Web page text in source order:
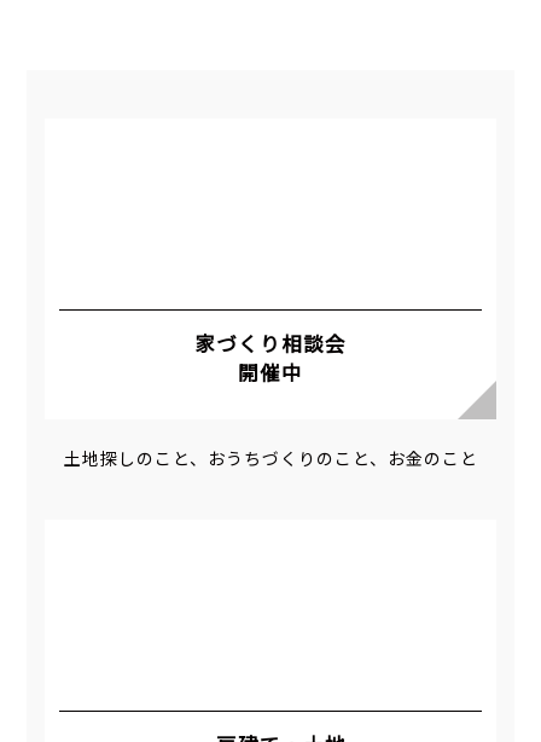
家づくり相談会
開催中
土地探しのこと、おうちづくりのこと、お金のこと